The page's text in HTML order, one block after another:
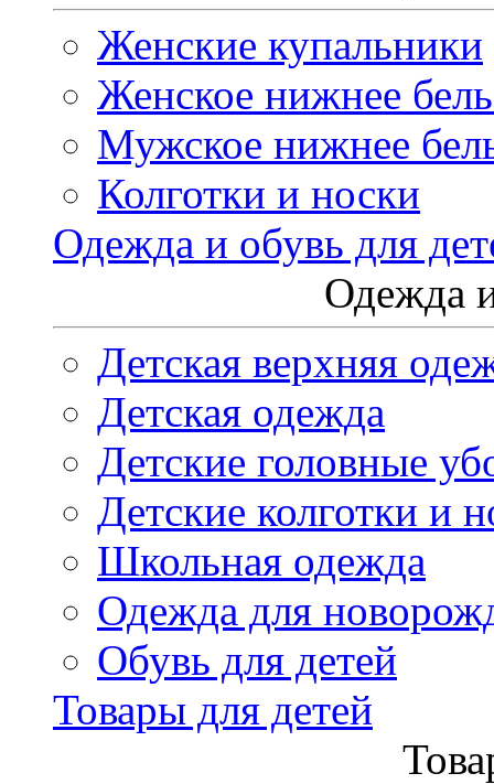
Женские купальники
Женское нижнее
Мужское нижнее
Колготки и носки
Одежда и обувь для
Одежда
Детская верхняя
Детская одежда
Детские головные
Детские колготки и
Школьная одежда
Одежда для
Обувь для детей
Товары для детей